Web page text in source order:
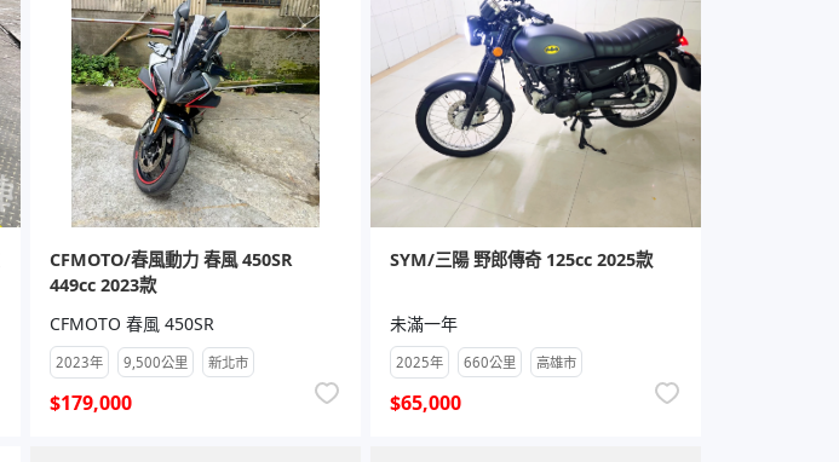
CFMOTO/春風動力 春風 450SR
449cc 2023款
CFMOTO 春風 450SR
2023年 9,500公里 新北市
$179,000
SYM/三陽 野郎傳奇 125cc 2025款
未滿一年
2025年 660公里 高雄市
$65,000